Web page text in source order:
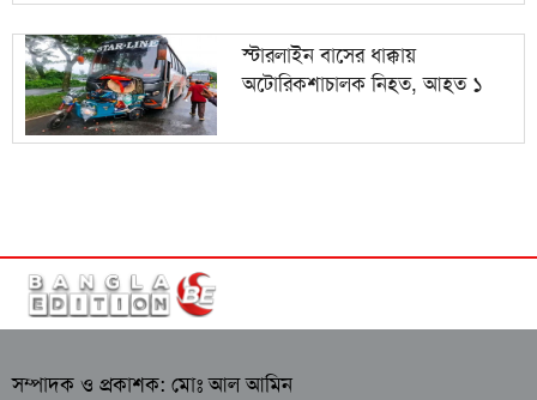
স্টারলাইন বাসের ধাক্কায়
অটোরিকশাচালক নিহত, আহত ১
সম্পাদক ও প্রকাশক: মোঃ আল আমিন